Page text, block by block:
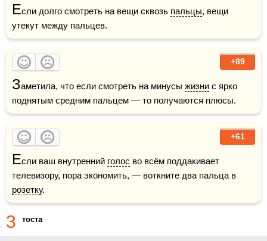
Если долго смотреть на вещи сквозь пальцы, вещи
утекут между пальцев.
+89
Заметила, что если смотреть на минусы жизни с ярко
поднятым средним пальцем — то получаются плюсы.
+61
Если ваш внутренний голос во всём поддакивает
розетку.
3 тоста